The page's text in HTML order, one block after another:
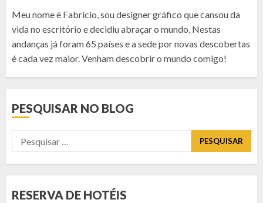
Meu nome é Fabricio, sou designer gráfico que cansou da
vida no escritório e decidiu abraçar o mundo. Nestas
andanças já foram 65 países e a sede por novas descobertas
é cada vez maior. Venham descobrir o mundo comigo!
PESQUISAR NO BLOG
Pesquisar
por:
RESERVA DE HOTÉIS